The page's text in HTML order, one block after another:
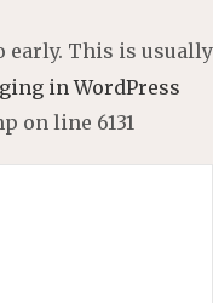
early. This is usually
in WordPress
on line 6131